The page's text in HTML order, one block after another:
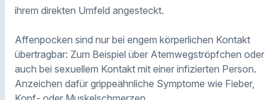
ihrem direkten Umfeld angesteckt.
Affenpocken sind nur bei engem körperlichen Kontakt
übertragbar: Zum Beispiel über Atemwegströpfchen oder
auch bei sexuellem Kontakt mit einer infizierten Person.
Anzeichen dafür grippeähnliche Symptome wie Fieber,